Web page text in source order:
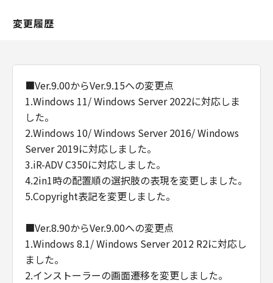
変更履歴
■Ver.9.00からVer.9.15への変更点
1.Windows 11/ Windows Server 2022に対応しま
した。
2.Windows 10/ Windows Server 2016/ Windows
Server 2019に対応しました。
3.iR-ADV C350に対応しました。
4.2in1時の配置順の選択肢の表現を変更しました。
5.Copyright表記を変更しました。
■Ver.8.90からVer.9.00への変更点
1.Windows 8.1/ Windows Server 2012 R2に対応し
ました。
2.インストーラーの画面遷移を変更しました。